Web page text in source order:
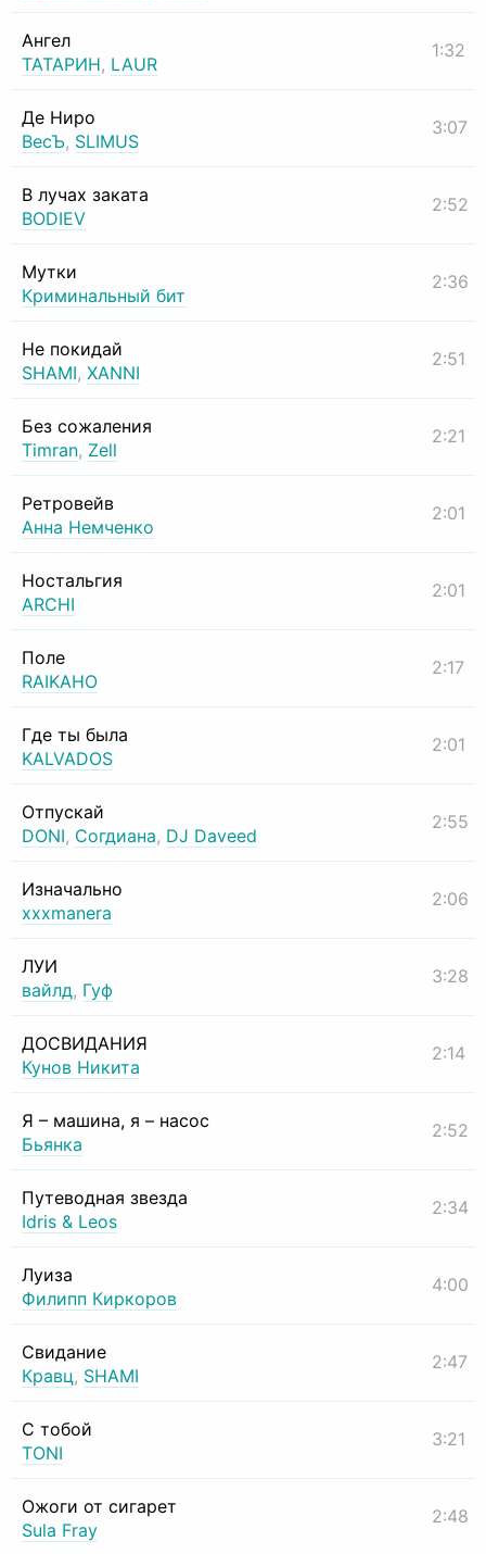
Ангел
ТАТАРИН, LAUR
1:32
Де Ниро
ВесЪ, SLIMUS
3:07
В лучах заката
BODIEV
2:52
Мутки
Криминальный бит
2:36
Не покидай
SHAMI, XANNI
2:51
Без сожаления
Timran, Zell
2:21
Ретровейв
Анна Немченко
2:01
Ностальгия
ARCHI
2:01
Поле
RAIKAHO
2:17
Где ты была
KALVADOS
2:01
Отпускай
DONI, Согдиана, DJ Daveed
2:55
Изначально
xxxmanera
2:06
ЛУИ
вайлд, Гуф
3:28
ДОСВИДАНИЯ
Кунов Никита
2:14
Я – машина, я – насос
Бьянка
2:52
Путеводная звезда
Idris & Leos
2:34
Луиза
Филипп Киркоров
4:00
Свидание
Кравц, SHAMI
2:47
С тобой
TONI
3:21
Ожоги от сигарет
Sula Fray
2:48